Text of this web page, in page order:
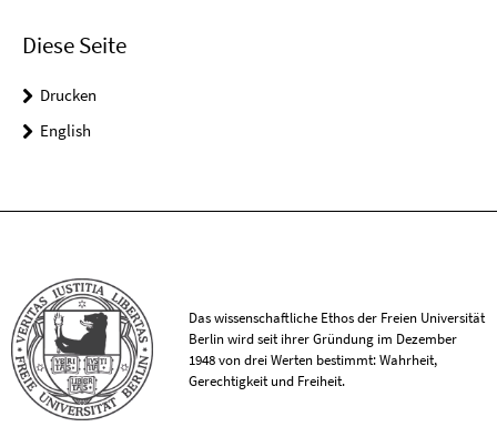
Diese Seite
Drucken
English
Das wissenschaftliche Ethos der Freien Universität
Berlin wird seit ihrer Gründung im Dezember
1948 von drei Werten bestimmt: Wahrheit,
Gerechtigkeit und Freiheit.